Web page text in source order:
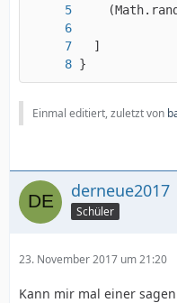
}
Einmal editiert, zuletzt von
derneue2017
Schüler
23. November 2017 um 21:20
Kann mir mal einer